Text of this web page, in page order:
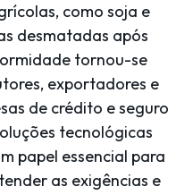
como soja e
desmatadas após
tornou-se
exportadores e
de crédito e seguro
tecnológicas
papel essencial para
as exigências e